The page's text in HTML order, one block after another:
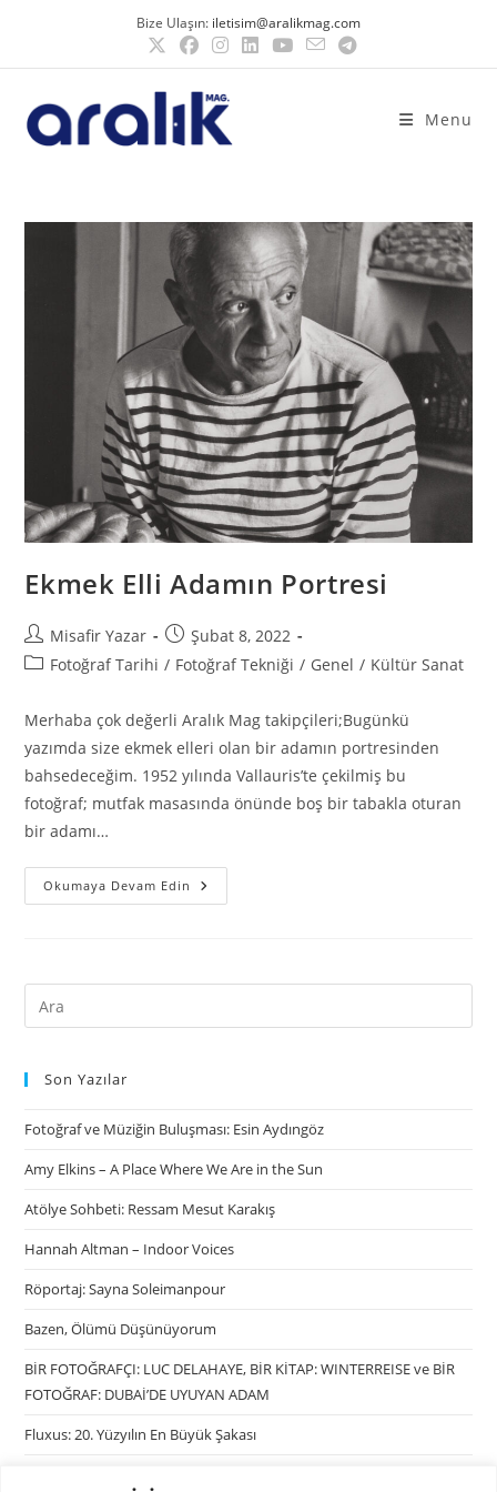
Bize Ulaşın: iletisim@aralikmag.com
Menu
Ekmek Elli Adamın Portresi
Misafir Yazar
Şubat 8, 2022
Fotoğraf Tarihi / Fotoğraf Tekniği / Genel / Kültür Sanat
Merhaba çok değerli Aralık Mag takipçileri;Bugünkü
yazımda size ekmek elleri olan bir adamın portresinden
bahsedeceğim. 1952 yılında Vallauris’te çekilmiş bu
fotoğraf; mutfak masasında önünde boş bir tabakla oturan
bir adamı…
Okumaya Devam Edin
Son Yazılar
Fotoğraf ve Müziğin Buluşması: Esin Aydıngöz
Amy Elkins – A Place Where We Are in the Sun
Atölye Sohbeti: Ressam Mesut Karakış
Hannah Altman – Indoor Voices
Röportaj: Sayna Soleimanpour
Bazen, Ölümü Düşünüyorum
BİR FOTOĞRAFÇI: LUC DELAHAYE, BİR KİTAP: WINTERREISE ve BİR
FOTOĞRAF: DUBAİ’DE UYUYAN ADAM
Fluxus: 20. Yüzyılın En Büyük Şakası